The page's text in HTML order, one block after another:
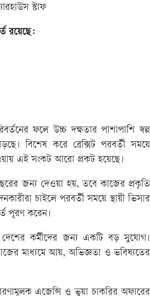
স্টাফ
রয়েছে:
ফলে উচ্চ দক্ষতার পাশাপাশি স্বল্প
বিশেষ করে ব্রেক্সিট পরবর্তী সময়ে
এই সংকট আরো প্রকট হয়েছে।
জন্য দেওয়া হয়, তবে কাজের প্রকৃতি
চাইলে পরবর্তী সময়ে স্থায়ী ভিসার
পূরণ করেন।
কর্মীদের জন্য একটি বড় সুযোগ।
মাধ্যমে আয়, অভিজ্ঞতা ও ভবিষ্যতের
এজেন্সি ও ভুয়া চাকরির অফারের